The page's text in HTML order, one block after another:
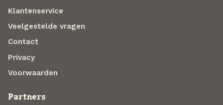
Klantenservice
Veelgestelde vragen
Contact
Privacy
Voorwaarden
Partners